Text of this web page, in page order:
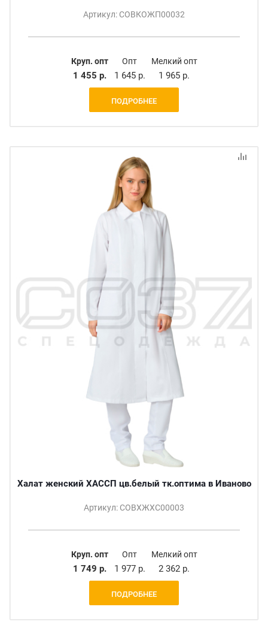
Артикул: СОВКОЖП00032
Круп. опт
1 455 р.
Опт
1 645 р.
Мелкий опт
1 965 р.
ПОДРОБНЕЕ
Халат женский ХАССП цв.белый тк.оптима в Иваново
Артикул: СОВХЖХС00003
Круп. опт
1 749 р.
Опт
1 977 р.
Мелкий опт
2 362 р.
ПОДРОБНЕЕ